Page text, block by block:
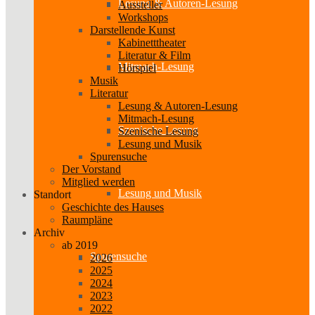
Lesung & Autoren-Lesung
Mitmach-Lesung
Szenische Lesung
Lesung und Musik
Spurensuche
Aussteller
Workshops
Darstellende Kunst
Kabinetttheater
Literatur & Film
Hörspiel
Musik
Literatur
Lesung & Autoren-Lesung
Mitmach-Lesung
Szenische Lesung
Lesung und Musik
Spurensuche
Der Vorstand
Mitglied werden
Standort
Geschichte des Hauses
Raumpläne
Archiv
ab 2019
2026
2025
2024
2023
2022